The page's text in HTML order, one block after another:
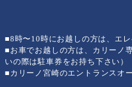
■8時〜10時にお越しの方は、エ
■お車でお越しの方は、カリーノ
いの際は駐車券をお持ち下さい）
■カリーノ宮崎のエントランスオ